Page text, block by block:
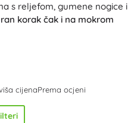
s reljefom, gumene nogice i
korak čak i na mokrom
dječji stolčić
baza, zaobljeni rubovi i
visoku nosivost. Ergonomski
na vlagu i sapun
pri svakodnevnom kupanju.
cijenaPrema ocjeni